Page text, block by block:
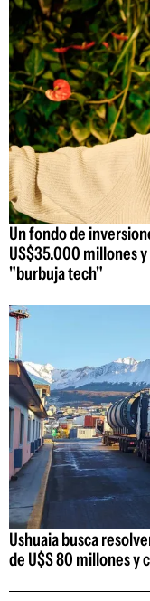
Un fondo de
US$35.000 millones
"burbuja tech"
Ushuaia busca
de U$S 80 millones y